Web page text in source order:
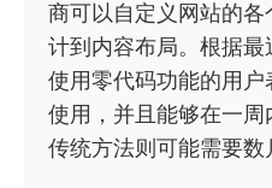
商可以自定义网站的
计到内容布局。根据
使用零代码功能的用
使用，并且能够在一
传统方法则可能需要数